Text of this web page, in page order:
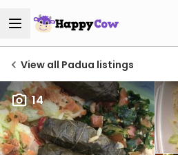
View all Padua listings
14